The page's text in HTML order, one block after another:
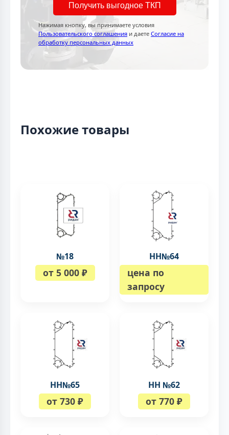
Получить выгодное ТКП
Нажимая кнопку, вы принимаете условия
Пользовательского соглашения и даете Согласие на
обработку персональных данных
Похожие товары
№18
от 5 000 ₽
НН№64
цена по
запросу
НН№65
от 730 ₽
НН №62
от 770 ₽